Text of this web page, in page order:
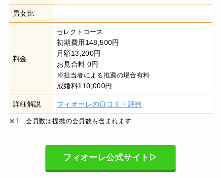
男女比 –
料金
セレクトコース
初期費用148,500円
月額13,200円
お見合料 0円
※担当者による推薦の場合有料
成婚料110,000円
詳細解説 フィオーレの口コミ・評判
※1 会員数は提携の会員数も含まれます
フィオーレ公式サイト▷